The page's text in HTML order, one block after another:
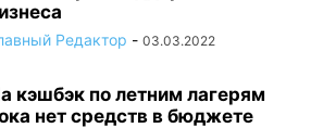
Редактор - 03.03.2022
кэшбэк по летним лагерям
нет средств в бюджете